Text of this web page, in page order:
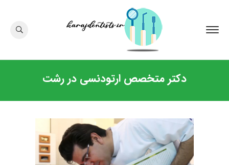
دکتر متخصص ارتودنسی در رشت